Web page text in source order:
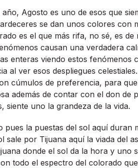
Agosto es uno de esos que
se dan unos colores con
es el que más rifa, no sé, es
causan una verdadera
enteras viendo estos fenómenos
al ver esos despliegues
cúmulos de preferencia, para
además de contar con el don de
siente uno la grandeza de la vida.
la puestas del sol aquí­ duran
sale por Tijuana aquí­ la viada del
donde el sol da la hora y uno
todo el espectro del colorado